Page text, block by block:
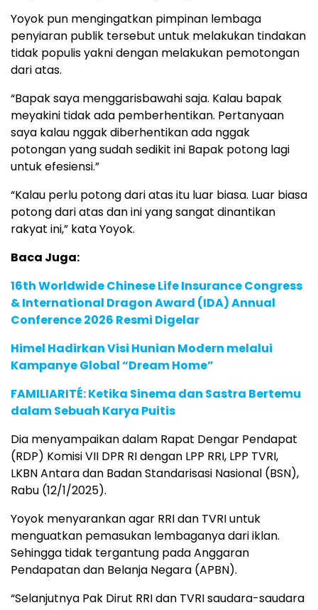
Yoyok pun mengingatkan pimpinan lembaga
penyiaran publik tersebut untuk melakukan tindakan
tidak populis yakni dengan melakukan pemotongan
dari atas.
“Bapak saya menggarisbawahi saja. Kalau bapak
meyakini tidak ada pemberhentikan. Pertanyaan
saya kalau nggak diberhentikan ada nggak
potongan yang sudah sedikit ini Bapak potong lagi
untuk efesiensi.”
“Kalau perlu potong dari atas itu luar biasa. Luar biasa
potong dari atas dan ini yang sangat dinantikan
rakyat ini,” kata Yoyok.
Baca Juga:
16th Worldwide Chinese Life Insurance Congress
& International Dragon Award (IDA) Annual
Conference 2026 Resmi Digelar
Himel Hadirkan Visi Hunian Modern melalui
Kampanye Global “Dream Home”
FAMILIARITÉ: Ketika Sinema dan Sastra Bertemu
dalam Sebuah Karya Puitis
Dia menyampaikan dalam Rapat Dengar Pendapat
(RDP) Komisi VII DPR RI dengan LPP RRI, LPP TVRI,
LKBN Antara dan Badan Standarisasi Nasional (BSN),
Rabu (12/1/2025).
Yoyok menyarankan agar RRI dan TVRI untuk
menguatkan pemasukan lembaganya dari iklan.
Sehingga tidak tergantung pada Anggaran
Pendapatan dan Belanja Negara (APBN).
“Selanjutnya Pak Dirut RRI dan TVRI saudara-saudara